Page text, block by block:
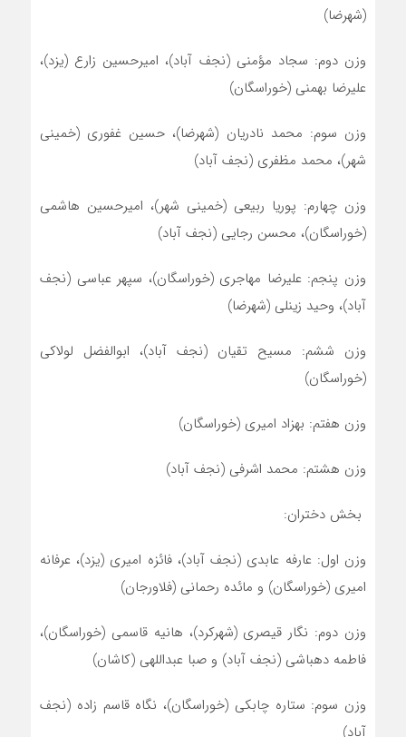
(شهرضا)
وزن دوم: سجاد مؤمنی (نجف آباد)، امیرحسین زارع (یزد)،
علیرضا بهمنی (خوراسگان)
وزن سوم: محمد نادریان (شهرضا)، حسین غفوری (خمینی
شهر)، محمد مظفری (نجف آباد)
وزن چهارم: پوریا ربیعی (خمینی شهر)، امیرحسین هاشمی
(خوراسگان)، محسن رجایی (نجف آباد)
وزن پنجم: علیرضا مهاجری (خوراسگان)، سپهر عباسی (نجف
آباد)، وحید زینلی (شهرضا)
وزن ششم: مسیح تقیان (نجف آباد)، ابوالفضل لولاکی
(خوراسگان)
وزن هفتم: بهزاد امیری (خوراسگان)
وزن هشتم: محمد اشرفی (نجف آباد)
بخش دختران:
وزن اول: عارفه عابدی (نجف آباد)، فائزه امیری (یزد)، عرفانه
امیری (خوراسگان) و مائده رحمانی (فلاورجان)
وزن دوم: نگار قیصری (شهرکرد)، هانیه قاسمی (خوراسگان)،
فاطمه دهباشی (نجف آباد) و صبا عبداللهی (کاشان)
وزن سوم: ستاره چابکی (خوراسگان)، نگاه قاسم زاده (نجف
آباد)